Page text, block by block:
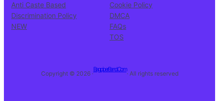
Anti Caste Based
Discrimination Policy
NEW
Cookie Policy
DMCA
FAQs
TOS
Copyright © 2026 ·
BagpiperBand.Com
· All rights reserved